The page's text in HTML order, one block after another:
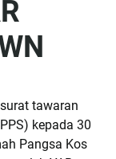
tawaran
kepada 30
Pangsa Kos